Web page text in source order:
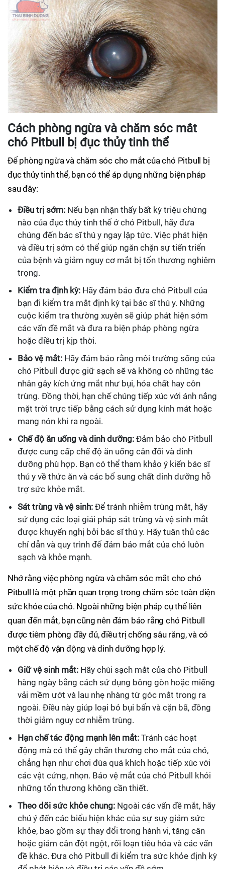
Cách phòng ngừa và chăm sóc mắt
chó Pitbull bị đục thủy tinh thể
Để phòng ngừa và chăm sóc cho mắt của chó Pitbull bị
đục thủy tinh thể, bạn có thể áp dụng những biện pháp
sau đây:
Điều trị sớm: Nếu bạn nhận thấy bất kỳ triệu chứng
nào của đục thủy tinh thể ở chó Pitbull, hãy đưa
chúng đến bác sĩ thú y ngay lập tức. Việc phát hiện
và điều trị sớm có thể giúp ngăn chặn sự tiến triển
của bệnh và giảm nguy cơ mắt bị tổn thương nghiêm
trọng.
Kiểm tra định kỳ: Hãy đảm bảo đưa chó Pitbull của
bạn đi kiểm tra mắt định kỳ tại bác sĩ thú y. Những
cuộc kiểm tra thường xuyên sẽ giúp phát hiện sớm
các vấn đề mắt và đưa ra biện pháp phòng ngừa
hoặc điều trị kịp thời.
Bảo vệ mắt: Hãy đảm bảo rằng môi trường sống của
chó Pitbull được giữ sạch sẽ và không có những tác
nhân gây kích ứng mắt như bụi, hóa chất hay côn
trùng. Đồng thời, hạn chế chúng tiếp xúc với ánh nắng
mặt trời trực tiếp bằng cách sử dụng kính mát hoặc
mang nón khi ra ngoài.
Chế độ ăn uống và dinh dưỡng: Đảm bảo chó Pitbull
được cung cấp chế độ ăn uống cân đối và dinh
dưỡng phù hợp. Bạn có thể tham khảo ý kiến ​​bác sĩ
thú y về thức ăn và các bổ sung chất dinh dưỡng hỗ
trợ sức khỏe mắt.
Sát trùng và vệ sinh: Để tránh nhiễm trùng mắt, hãy
sử dụng các loại giải pháp sát trùng và vệ sinh mắt
được khuyến nghị bởi bác sĩ thú y. Hãy tuân thủ các
chỉ dẫn và quy trình để đảm bảo mắt của chó luôn
sạch và khỏe mạnh.
Nhớ rằng việc phòng ngừa và chăm sóc mắt cho chó
Pitbull là một phần quan trọng trong chăm sóc toàn diện
sức khỏe của chó. Ngoài những biện pháp cụ thể liên
quan đến mắt, bạn cũng nên đảm bảo rằng chó Pitbull
được tiêm phòng đầy đủ, điều trị chống sâu răng, và có
một chế độ vận động và dinh dưỡng hợp lý.
Giữ vệ sinh mắt: Hãy chùi sạch mắt của chó Pitbull
hàng ngày bằng cách sử dụng bông gòn hoặc miếng
vải mềm ướt và lau nhẹ nhàng từ góc mắt trong ra
ngoài. Điều này giúp loại bỏ bụi bẩn và cặn bã, đồng
thời giảm nguy cơ nhiễm trùng.
Hạn chế tác động mạnh lên mắt: Tránh các hoạt
động mà có thể gây chấn thương cho mắt của chó,
chẳng hạn như chơi đùa quá khích hoặc tiếp xúc với
các vật cứng, nhọn. Bảo vệ mắt của chó Pitbull khỏi
những tổn thương không cần thiết.
Theo dõi sức khỏe chung: Ngoài các vấn đề mắt, hãy
chú ý đến các biểu hiện khác của sự suy giảm sức
khỏe, bao gồm sự thay đổi trong hành vi, tăng cân
hoặc giảm cân đột ngột, rối loạn tiêu hóa và các vấn
đề khác. Đưa chó Pitbull đi kiểm tra sức khỏe định kỳ